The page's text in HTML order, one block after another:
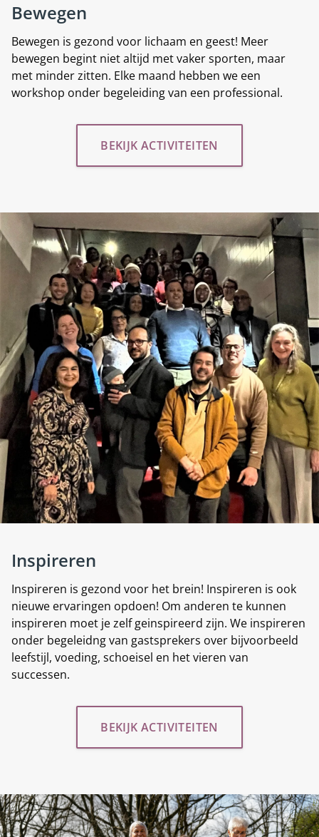
Bewegen
Bewegen is gezond voor lichaam en geest! Meer
bewegen begint niet altijd met vaker sporten, maar
met minder zitten. Elke maand hebben we een
workshop onder begeleiding van een professional.
BEKIJK ACTIVITEITEN
Inspireren
Inspireren is gezond voor het brein! Inspireren is ook
nieuwe ervaringen opdoen! Om anderen te kunnen
inspireren moet je zelf geinspireerd zijn. We inspireren
onder begeleidng van gastsprekers over bijvoorbeeld
leefstijl, voeding, schoeisel en het vieren van
successen.
BEKIJK ACTIVITEITEN